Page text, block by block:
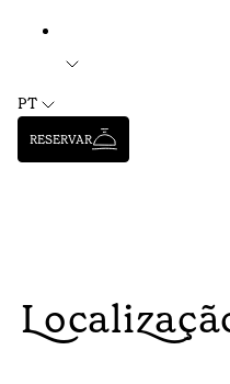
PT
RESERVAR